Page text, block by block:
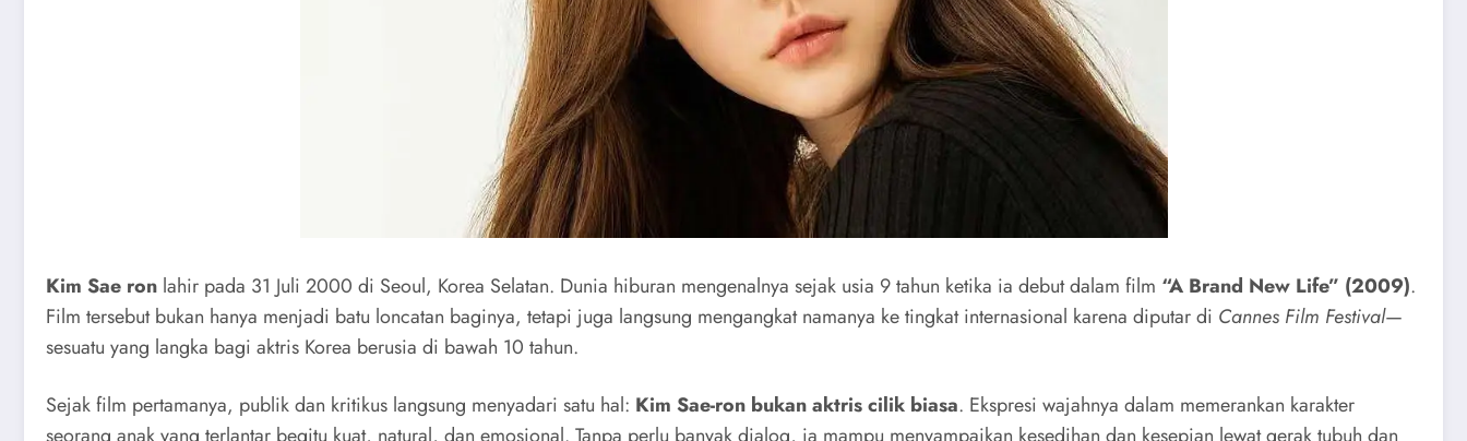
Kim Sae ron lahir pada 31 Juli 2000 di Seoul, Korea Selatan. Dunia hiburan mengenalnya sejak usia 9 tahun ketika ia debut dalam film “A Brand New Life” (2009).
Film tersebut bukan hanya menjadi batu loncatan baginya, tetapi juga langsung mengangkat namanya ke tingkat internasional karena diputar di Cannes Film Festival—
sesuatu yang langka bagi aktris Korea berusia di bawah 10 tahun.
Sejak film pertamanya, publik dan kritikus langsung menyadari satu hal: Kim Sae-ron bukan aktris cilik biasa. Ekspresi wajahnya dalam memerankan karakter